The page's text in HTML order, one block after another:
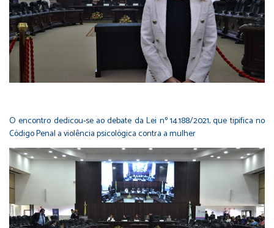
O encontro dedicou-se ao debate da Lei nº 14.188/2021, que tipifica no
Código Penal a violência psicológica contra a mulher